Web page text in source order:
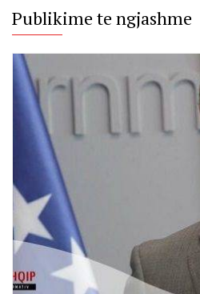
Publikime te ngjashme